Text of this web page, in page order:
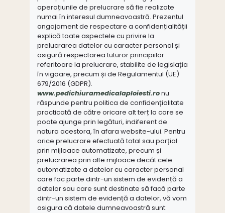
operațiunile de prelucrare să fie realizate
numai în interesul dumneavoastră. Prezentul
angajament de respectare a confidențialității
explică toate aspectele cu privire la
prelucrarea datelor cu caracter personal și
asigură respectarea tuturor principiilor
referitoare la prelucrare, stabilite de legislația
în vigoare, precum și de Regulamentul (UE)
679/2016 (GDPR).
www.pedichiuramedicalaploiesti.ronu
răspunde pentru politica de confidențialitate
practicată de către oricare alt terț la care se
poate ajunge prin legături, indiferent de
natura acestora, în afara website-ului. Pentru
orice prelucrare efectuată total sau parțial
prin mijloace automatizate, precum și
prelucrarea prin alte mijloace decât cele
automatizate a datelor cu caracter personal
care fac parte dintr-un sistem de evidență a
datelor sau care sunt destinate să facă parte
dintr-un sistem de evidență a datelor, vă vom
asigura că datele dumneavoastră sunt: